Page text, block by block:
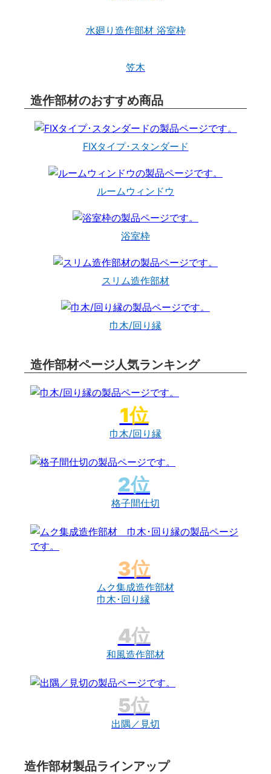
水廻り造作部材 浴室枠
笠木
造作部材のおすすめ商品
FIXタイプ･スタンダード
ルームウィンドウ
浴室枠
スリム造作部材
巾木/回り縁
造作部材ページ人気ランキング
巾木/回り縁
格子間仕切
ムク集成造作部材
巾木･回り縁
和風造作部材
出隅／見切
造作部材製品ラインアップ